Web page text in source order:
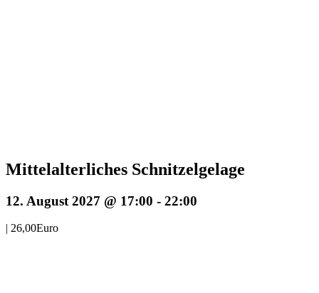
Mittelalterliches Schnitzelgelage
12. August 2027 @ 17:00 - 22:00
| 26,00Euro